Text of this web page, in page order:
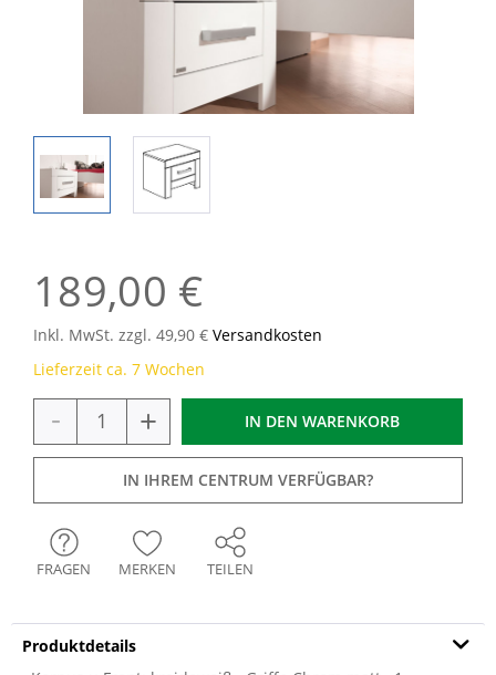
189,00 €
Inkl. MwSt. zzgl. 49,90 € Versandkosten
Lieferzeit ca. 7 Wochen
- + IN DEN WARENKORB
IN IHREM CENTRUM VERFÜGBAR?
FRAGEN MERKEN TEILEN
Produktdetails